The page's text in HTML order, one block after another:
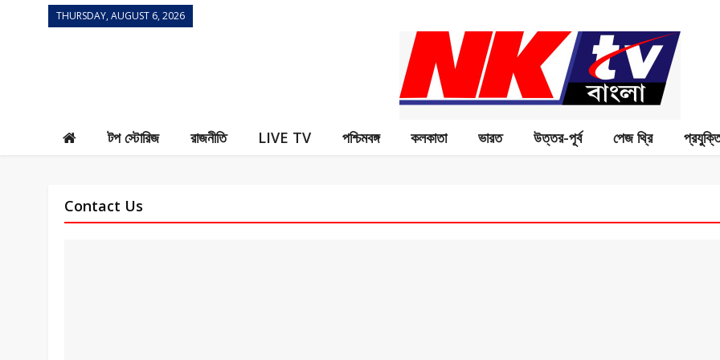
THURSDAY, AUGUST 6, 2026
টপ স্টোরিজ রাজনীতি LIVE TV পশ্চিমবঙ্গ কলকাতা ভারত উত্তর-পূর্ব পেজ থ্রি
Contact Us